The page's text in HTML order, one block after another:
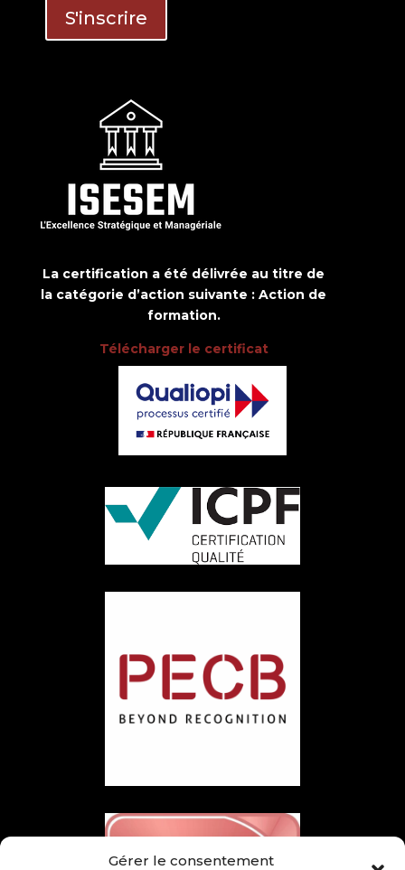
Gérer le consentement
La certification a été délivrée au titre de
la catégorie d’action suivante : Action de
formation.
Télécharger le certificat